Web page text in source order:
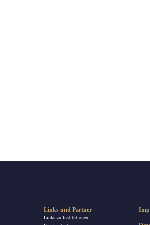
Links und Partner
Links zu Institutionen